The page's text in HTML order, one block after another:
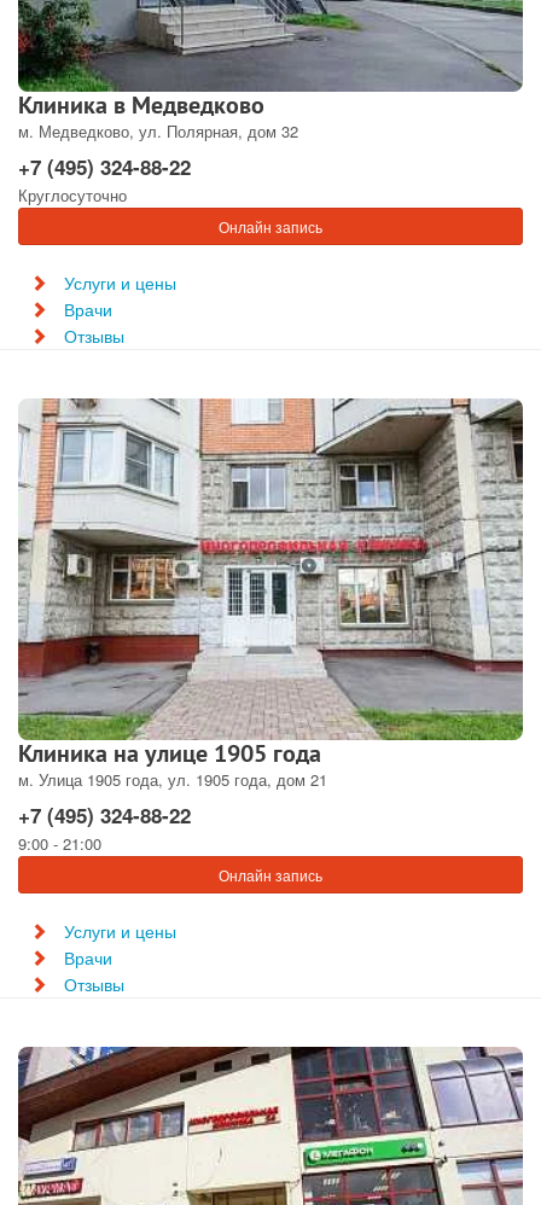
Клиника в Медведково
м. Медведково, ул. Полярная, дом 32
+7 (495) 324-88-22
Круглосуточно
Онлайн запись
Услуги и цены
Врачи
Отзывы
Клиника на улице 1905 года
м. Улица 1905 года, ул. 1905 года, дом 21
+7 (495) 324-88-22
9:00 - 21:00
Онлайн запись
Услуги и цены
Врачи
Отзывы